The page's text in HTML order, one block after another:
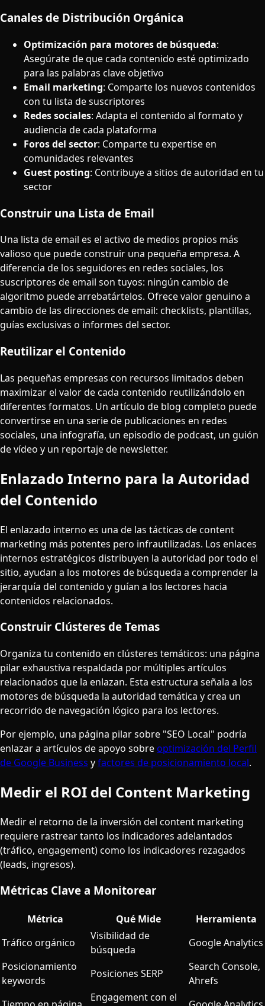
Canales de Distribución Orgánica
Optimización para motores de búsqueda:
Asegúrate de que cada contenido esté optimizado
para las palabras clave objetivo
Email marketing: Comparte los nuevos contenidos
con tu lista de suscriptores
Redes sociales: Adapta el contenido al formato y
audiencia de cada plataforma
Foros del sector: Comparte tu expertise en
comunidades relevantes
Guest posting: Contribuye a sitios de autoridad en tu
sector
Construir una Lista de Email
Una lista de email es el activo de medios propios más
valioso que puede construir una pequeña empresa. A
diferencia de los seguidores en redes sociales, los
suscriptores de email son tuyos: ningún cambio de
algoritmo puede arrebatártelos. Ofrece valor genuino a
cambio de las direcciones de email: checklists, plantillas,
guías exclusivas o informes del sector.
Reutilizar el Contenido
Las pequeñas empresas con recursos limitados deben
maximizar el valor de cada contenido reutilizándolo en
diferentes formatos. Un artículo de blog completo puede
convertirse en una serie de publicaciones en redes
sociales, una infografía, un episodio de podcast, un guión
de vídeo y un reportaje de newsletter.
Enlazado Interno para la Autoridad
del Contenido
El enlazado interno es una de las tácticas de content
marketing más potentes pero infrautilizadas. Los enlaces
internos estratégicos distribuyen la autoridad por todo el
sitio, ayudan a los motores de búsqueda a comprender la
jerarquía del contenido y guían a los lectores hacia
contenidos relacionados.
Construir Clústeres de Temas
Organiza tu contenido en clústeres temáticos: una página
pilar exhaustiva respaldada por múltiples artículos
relacionados que la enlazan. Esta estructura señala a los
motores de búsqueda la autoridad temática y crea un
recorrido de navegación lógico para los lectores.
Por ejemplo, una página pilar sobre "SEO Local" podría
enlazar a artículos de apoyo sobre optimización del Perfil
de Google Business yfactores de posicionamiento local.
Medir el ROI del Content Marketing
Medir el retorno de la inversión del content marketing
requiere rastrear tanto los indicadores adelantados
(tráfico, engagement) como los indicadores rezagados
(leads, ingresos).
Métricas Clave a Monitorear
Métrica Qué Mide
Herramienta
Tráfico orgánico
Visibilidad de
búsqueda
Google Analytics
Posicionamiento
keywords
Posiciones SERP
Search Console,
Ahrefs
Engagement con el